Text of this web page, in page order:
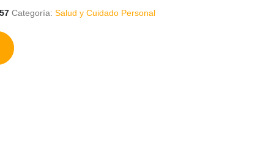
Categoría: Salud y Cuidado Personal